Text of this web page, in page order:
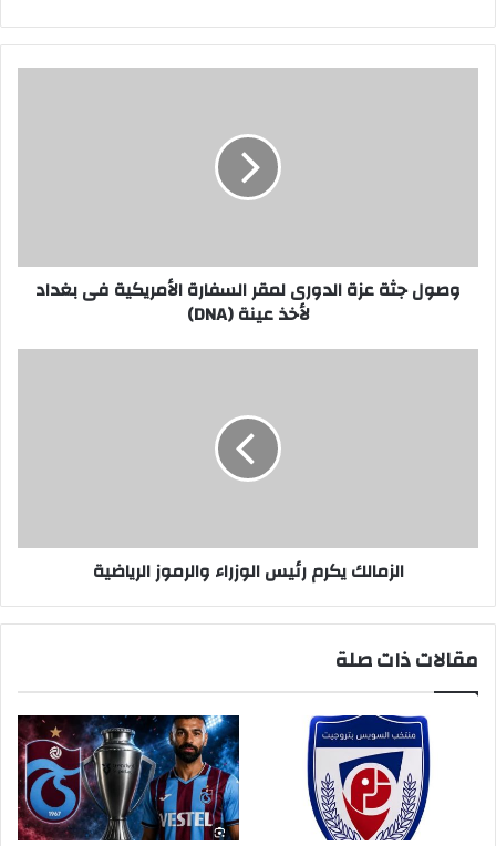
بغداد
لأخذ
عينة
وصول جثة عزة الدورى لمقر السفارة الأمريكية فى بغداد
لأخذ عينة (DNA)
الزمالك يكرم رئيس الوزراء والرموز الرياضية
مقالات ذات صلة